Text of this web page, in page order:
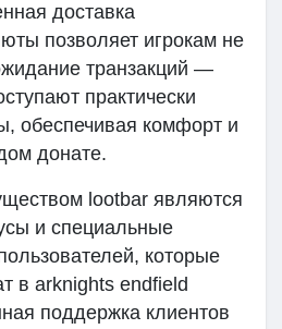
доставка
позволяет игрокам не
транзакций —
практически
обеспечивая комфорт и
донате.
lootbar являются
и специальные
которые
в arknights endfield
поддержка клиентов